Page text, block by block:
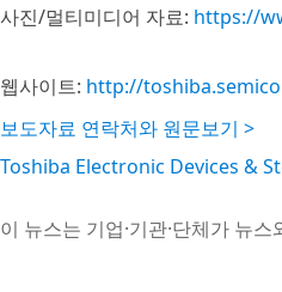
사진/멀티미디어 자료: https://
웹사이트: http://
보도자료 연락처와 원문보기 >
Toshiba Electronic Devices &
이 뉴스는 기업·기관·단체가 뉴